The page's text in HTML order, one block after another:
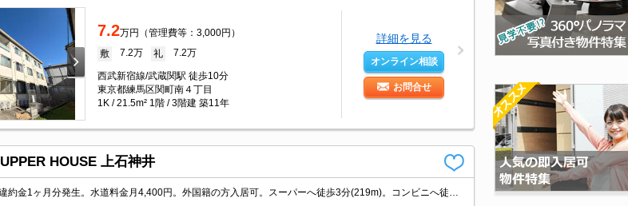
7.2万円（管理費等：3,000円）
敷 7.2万 礼 7.2万
西武新宿線/武蔵関駅 徒歩10分
東京都練馬区関町南４丁目
1K / 21.5m² 1階 / 3階建 築11年
詳細を見る
オンライン相談
お問合せ
UPPER HOUSE 上石神井